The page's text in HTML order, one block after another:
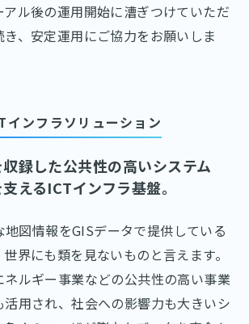
ル後の運用開始に漕ぎつけていただ
、安定運用にご協力をお願いしま
ンフラソリューション
録した公共性の高いシステム
えるICTインフラ基盤。
地図情報をGISデータで提供している
界にも類を見ないものと言えます。
ネルギー事業などの公共性の高い事業
活用され、社会への影響力も大きいシ